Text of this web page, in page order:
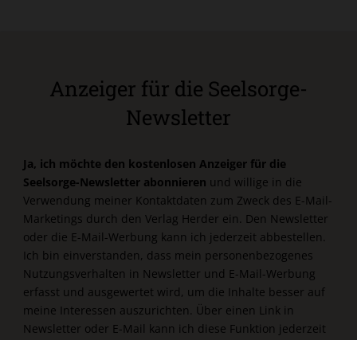
Anzeiger für die Seelsorge-
Newsletter
Ja, ich möchte den kostenlosen Anzeiger für die
Seelsorge-Newsletter abonnieren und willige in die
Verwendung meiner Kontaktdaten zum Zweck des E-Mail-
Marketings durch den Verlag Herder ein. Den Newsletter
oder die E-Mail-Werbung kann ich jederzeit abbestellen.
Ich bin einverstanden, dass mein personenbezogenes
Nutzungsverhalten in Newsletter und E-Mail-Werbung
erfasst und ausgewertet wird, um die Inhalte besser auf
meine Interessen auszurichten. Über einen Link in
Newsletter oder E-Mail kann ich diese Funktion jederzeit